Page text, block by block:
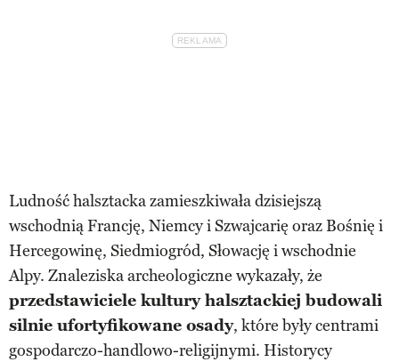
Ludność halsztacka zamieszkiwała dzisiejszą
wschodnią Francję, Niemcy i Szwajcarię oraz Bośnię i
Hercegowinę, Siedmiogród, Słowację i wschodnie
Alpy. Znaleziska archeologiczne wykazały, że
przedstawiciele kultury halsztackiej budowali
silnie ufortyfikowane osady, które były centrami
gospodarczo-handlowo-religijnymi. Historycy